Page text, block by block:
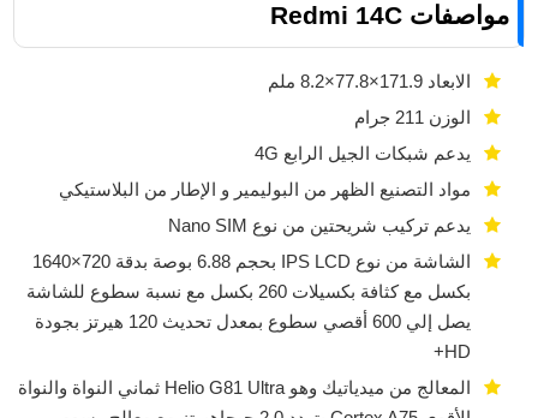
مواصفات Redmi 14C
الابعاد 171.9×77.8×8.2 ملم
الوزن 211 جرام
يدعم شبكات الجيل الرابع 4G
مواد التصنيع الظهر من البوليمير و الإطار من البلاستيكي
يدعم تركيب شريحتين من نوع Nano SIM
الشاشة من نوع IPS LCD بحجم 6.88 بوصة بدقة 720×1640
بكسل مع كثافة بكسيلات 260 بكسل مع نسبة سطوع للشاشة
يصل إلي 600 أقصي سطوع بمعدل تحديث 120 هيرتز بجودة
HD+
المعالج من ميدياتيك وهو Helio G81 Ultra ثماني النواة والنواة